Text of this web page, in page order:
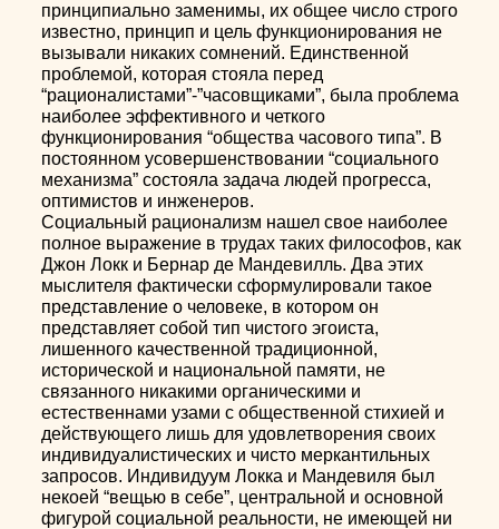
принципиально заменимы, их общее число строго
известно, принцип и цель функционирования не
вызывали никаких сомнений. Единственной
проблемой, которая стояла перед
“рационалистами”-”часовщиками”, была проблема
наиболее эффективного и четкого
функционирования “общества часового типа”. В
постоянном усовершенствовании “социального
механизма” состояла задача людей прогресса,
оптимистов и инженеров.
Социальный рационализм нашел свое наиболее
полное выражение в трудах таких философов, как
Джон Локк и Бернар де Мандевилль. Два этих
мыслителя фактически сформулировали такое
представление о человеке, в котором он
представляет собой тип чистого эгоиста,
лишенного качественной традиционной,
исторической и национальной памяти, не
связанного никакими органическими и
естественнами узами с общественной стихией и
действующего лишь для удовлетворения своих
индивидуалистических и чисто меркантильных
запросов. Индивидуум Локка и Мандевиля был
некоей “вещью в себе”, центральной и основной
фигурой социальной реальности, не имеющей ни